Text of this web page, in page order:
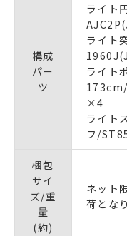
構成
パー
ツ
ライト
ライト
ライト
×4
ライト
フ/
梱包
サイ
ズ/重
量
(約)
ネット
荷とな